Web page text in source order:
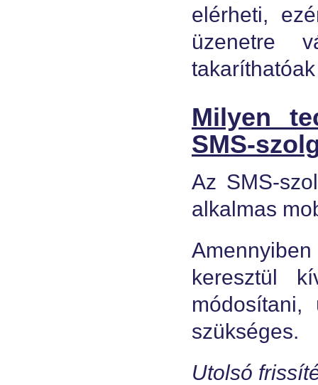
elérheti,
üzenetre
Milyen
SMS-
Az SMS-
alkalmas
keresztül
módosítani,
szükséges.
Utolsó